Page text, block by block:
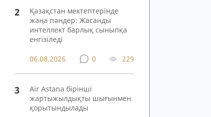
2
Қазақстан мектептерінде
жаңа пәндер: Жасанды
интеллект барлық сыныпқа
енгізіледі
06.08.2026 0 229
3
Air Astana бірінші
жартыжылдықты шығынмен
қорытындылады